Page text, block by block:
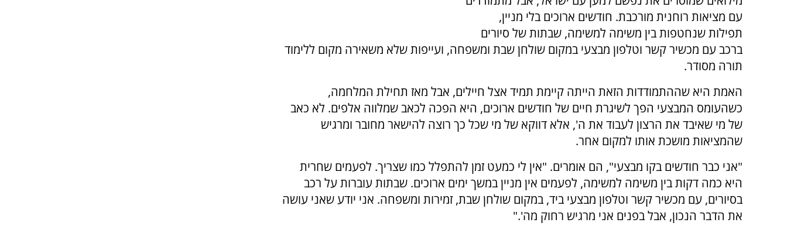
עם מציאות רוחנית מורכבת. חודשים ארוכים בלי מניין,
תפילות שנחטפות בין משימה למשימה, שבתות של סיורים
ברכב עם מכשיר קשר וטלפון מבצעי במקום שולחן שבת ומשפחה, ועייפות שלא משאירה מקום ללימוד
תורה מסודר.
האמת היא שההתמודדות הזאת הייתה קיימת תמיד אצל חיילים, אבל מאז תחילת המלחמה,
כשהעומס המבצעי הפך לשיגרת חיים של חודשים ארוכים, היא הפכה לכאב שמלווה אלפים. לא כאב
של מי שאיבד את הרצון לעבוד את ה', אלא דווקא של מי שכל כך רוצה להישאר מחובר ומרגיש
שהמציאות מושכת אותו למקום אחר.
"אני כבר חודשים בקו מבצעי", הם אומרים. "אין לי כמעט זמן להתפלל כמו שצריך. לפעמים שחרית
היא כמה דקות בין משימה למשימה, לפעמים אין מניין במשך ימים ארוכים. שבתות עוברות על רכב
בסיורים, עם מכשיר קשר וטלפון מבצעי ביד, במקום שולחן שבת, זמירות ומשפחה. אני יודע שאני עושה
את הדבר הנכון, אבל בפנים אני מרגיש רחוק מה'."